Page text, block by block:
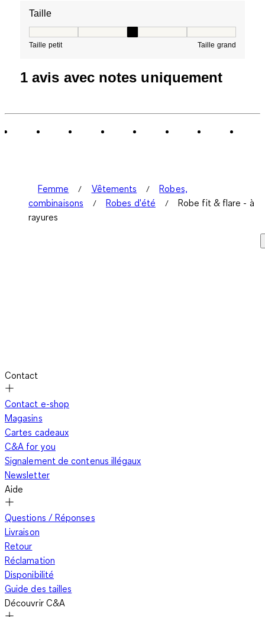
Taille
Taille petit Taille grand
1 avis avec notes uniquement
Femme Vêtements
Robes,
combinaisons
Robes d'été
Robe fit & flare - à
rayures
Contact
Contact e-shop
Magasins
Cartes cadeaux
C&A for you
Signalement de contenus illégaux
Newsletter
Aide
Questions / Réponses
Livraison
Retour
Réclamation
Disponibilité
Guide des tailles
Découvrir C&A